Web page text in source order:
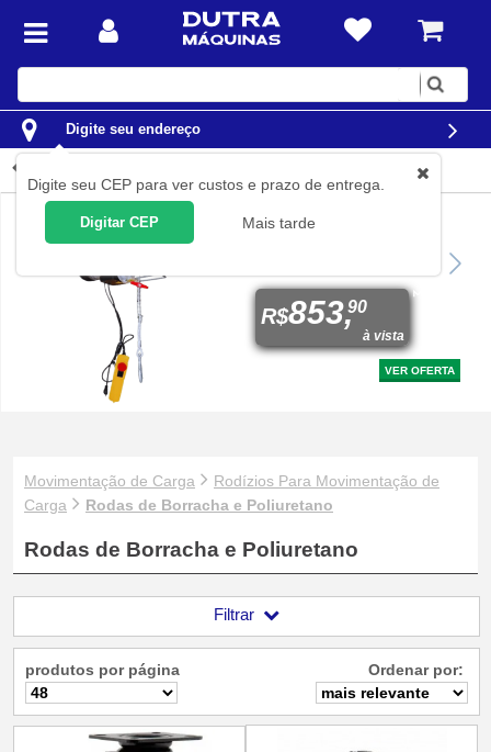
Digite
Digite seu endereço
Digite seu CEP para ver custos e prazo de entrega.
Digitar CEP Mais tarde
Guincho talha elétrica 300 /
R$853,90
à vista
VER OFERTA
Movimentação de Carga
Rodízios Para Movimentação de
Carga
Rodas de Borracha e Poliuretano
Rodas de Borracha e Poliuretano
Filtrar
produtos por página Ordenar por: